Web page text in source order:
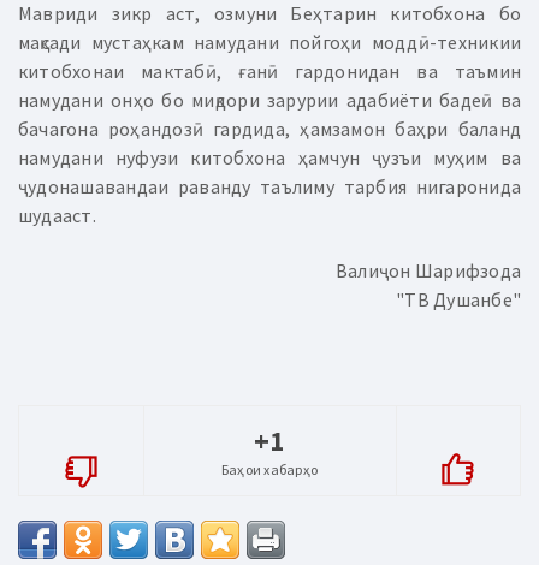
Мавриди зикр аст, озмуни Беҳтарин китобхона бо
мақсади мустаҳкам намудани пойгоҳи моддӣ-техникии
китобхонаи мактабӣ, ғанӣ гардонидан ва таъмин
намудани онҳо бо миқдори зарурии адабиёти бадеӣ ва
бачагона роҳандозӣ гардида, ҳамзамон баҳри баланд
намудани нуфузи китобхона ҳамчун ҷузъи муҳим ва
ҷудонашавандаи раванду таълиму тарбия нигаронида
шудааст.
Валиҷон Шарифзода
"ТВ Душанбе"
+1
Баҳои хабарҳо